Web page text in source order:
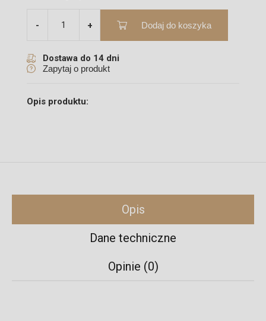
Dodaj do koszyka
Dostawa do 14 dni
Zapytaj o produkt
Opis produktu:
Opis
Dane techniczne
Opinie (0)